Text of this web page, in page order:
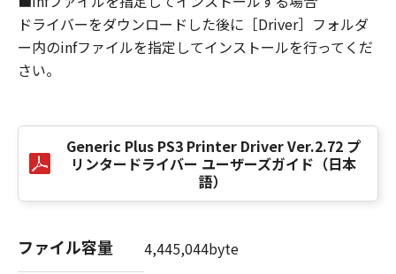
損害の可能性について知らされていた場合でも
同様です。
(3) キヤノン、キヤノンのライセンサー、キヤノ
ンの子会社、キヤノンの関連会社、それらの販
起因または関連してお客様と第三者との間に生
じたいかなる紛争についても、一切責任を負わ
ないものとします。
(1) 本契約書は、お客様が、『同意』を示す下
記のボタンをクリックした時点、または「本ソ
ドライバーをダウンロードした後に［Driver］フォルダ
ー内のinfファイルを指定してインストールを行ってくだ
さい。
Generic Plus PS3 Printer Driver Ver.2.72 プ
リンタードライバー ユーザーズガイド（日本
語）
ファイル容量 4,445,044byte